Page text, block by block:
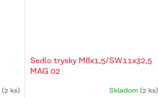
(2 ks)
Sedlo trysky M8x1,5/SW11x32,5
MAG 02
Skladom (2 ks)